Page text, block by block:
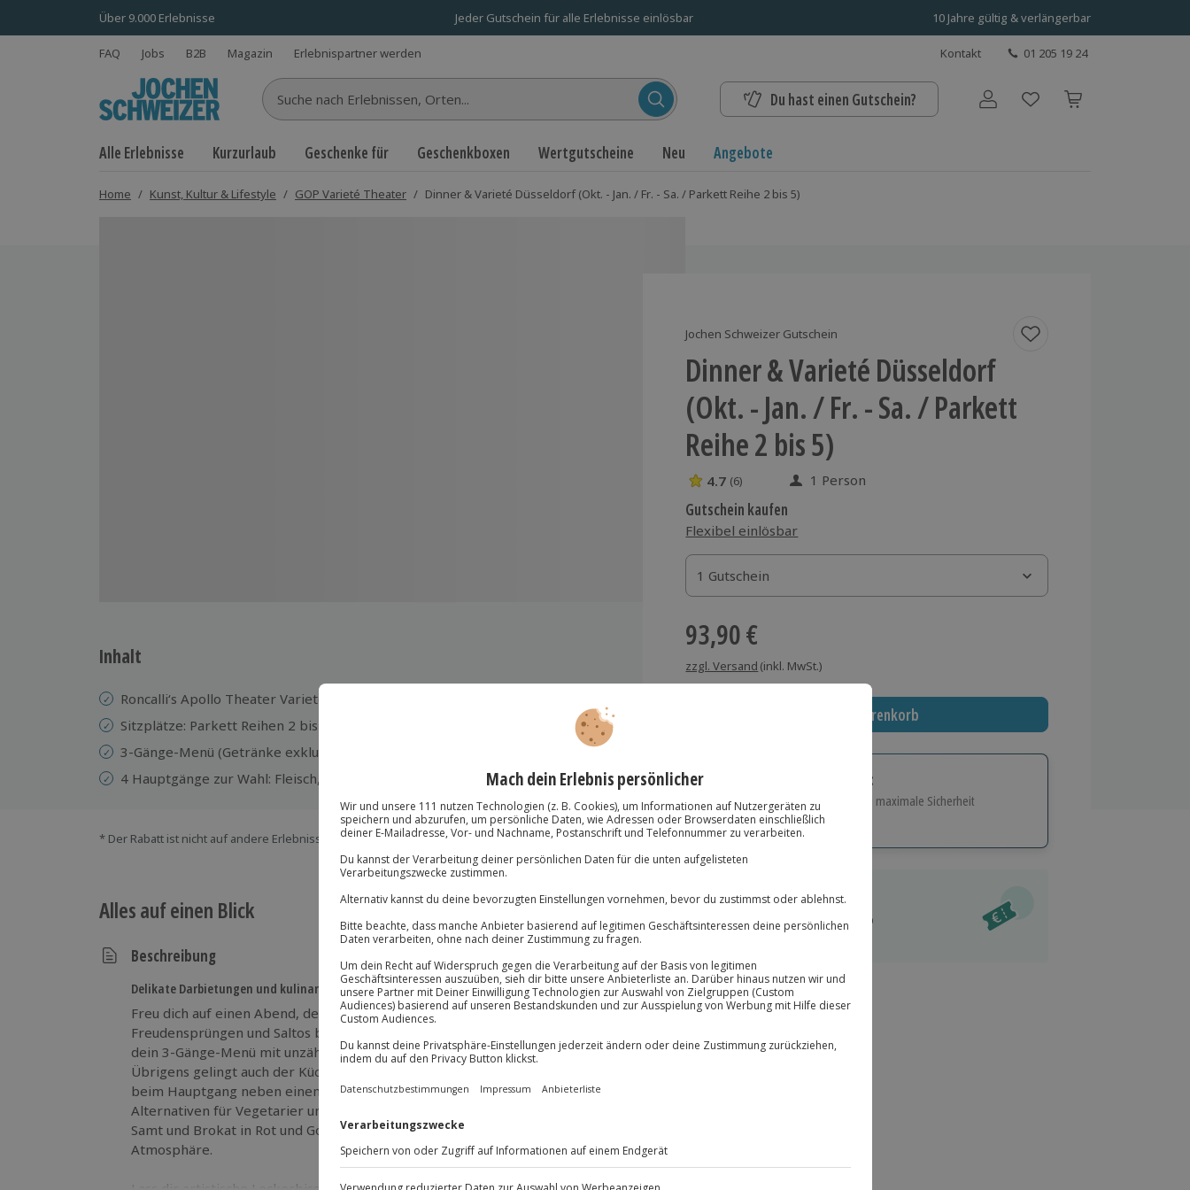
Über 9.000 Erlebnisse Jeder Gutschein für alle Erlebnisse einlösbar 10 Jahre gültig & verlängerbar
FAQ Jobs B2B Magazin Erlebnispartner werden Kontakt 01 205 19 24
Suche nach Erlebnissen... Du hast einen Gutschein? Benutzerkonto
Alle Erlebnisse Kurzurlaub Geschenke für Geschenkboxen Wertgutscheine Neu Angebote
Home / Kunst, Kultur & Lifestyle / GOP Varieté Theater / Dinner & Varieté Düsseldorf (Okt. - Jan. / Fr. - Sa. / Parkett Reihe 2 bis 5)
Jochen Schweizer Gutschein
Dinner & Varieté Düsseldorf
(Okt. - Jan. / Fr. - Sa. / Parkett
Reihe 2 bis 5)
4.7 Sterne von 5 aus 6 Bewertungen
4.7 (6) 1 Person
Gutschein kaufen
Flexibel einlösbar
1 Gutschein
1 Gutschein
1 Gutschein
93,90 €
zzgl. Versand (inkl. MwSt.)
In den Warenkorb
Immer das richtige Geschenk:
Große Auswahl, volle Flexibilität und maximale Sicherheit
Über 9.000 Erlebnisse.
Jeder Gutschein für alle Erlebnisse einlösbar.
Maximale Sicherheit
-15%* Club Deal verfügbar
Direktabzug im Warenkorb
Inhalt
Roncalli‘s Apollo Theater Varieté Show mit abwechslungsreichem Programm
Sitzplätze: Parkett Reihen 2 bis 5
3-Gänge-Menü (Getränke exklusive)
4 Hauptgänge zur Wahl: Fleisch, Fisch, vegetarisch oder vegan
* Der Rabatt ist nicht auf andere Erlebnisse bei der Einlösung übertragbar. Details
Alles auf einen Blick
Beschreibung
Delikate Darbietungen und kulinarische Kunststücke!
Freu dich auf einen Abend, der nicht nur deinen Gaumen zu
Freudensprüngen und Saltos bringt. Denn in Roncallis Apollo Varieté wird
dein 3-Gänge-Menü mit unzähligen Showeinlagen aller Couleur gewürzt.
Übrigens gelingt auch der Küche so manch kühne Nummer: Und so gibt es
beim Hauptgang neben einem Fisch- und einem Fleischgericht auch
Alternativen für Vegetarier und sogar für Veganer. Der Theatersaal ist mit
Samt und Brokat in Rot und Gold dekoriert und verstrahlt so eine festliche
Atmosphäre.